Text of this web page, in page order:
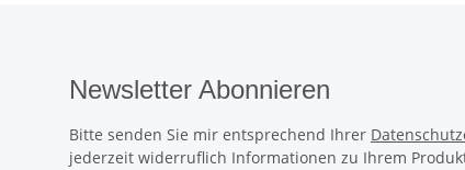
Newsletter Abonnieren
Bitte senden Sie mir entsprechend Ihrer
jederzeit widerruflich Informationen zu Ihrem